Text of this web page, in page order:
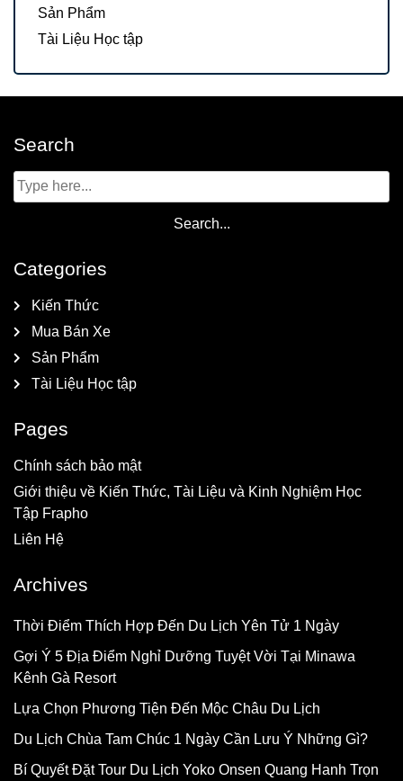
Sản Phẩm
Tài Liệu Học tập
Search
Categories
Kiến Thức
Mua Bán Xe
Sản Phẩm
Tài Liệu Học tập
Pages
Chính sách bảo mật
Giới thiệu về Kiến Thức, Tài Liệu và Kinh Nghiệm Học
Tập Frapho
Liên Hệ
Archives
Thời Điểm Thích Hợp Đến Du Lịch Yên Tử 1 Ngày
Gợi Ý 5 Địa Điểm Nghỉ Dưỡng Tuyệt Vời Tại Minawa
Kênh Gà Resort
Lựa Chọn Phương Tiện Đến Mộc Châu Du Lịch
Du Lịch Chùa Tam Chúc 1 Ngày Cần Lưu Ý Những Gì?
Bí Quyết Đặt Tour Du Lịch Yoko Onsen Quang Hanh Trọn